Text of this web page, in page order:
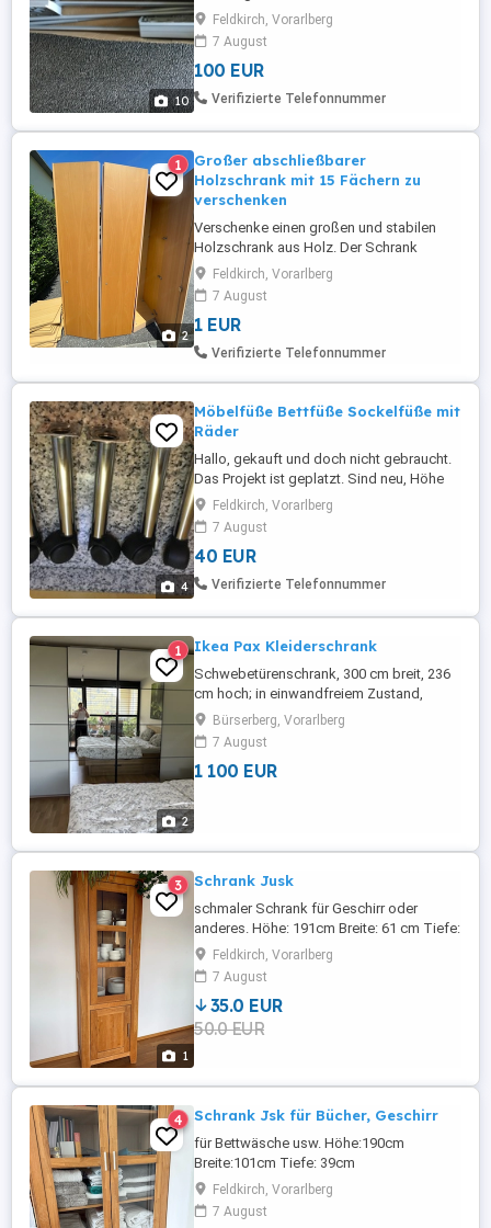
10
120 cm Länge. Wird doch anders
umgebaut, wie geplant. Der Lift passt in
jeder Kleiderschrank, die wie zuhause
haben. Danke und liebe Grüße
Feldkirch, Vorarlberg
7 August
100 EUR
Verifizierte Telefonnummer
2
1
Großer abschließbarer
Holzschrank mit 15 Fächern zu
verschenken
Verschenke einen großen und stabilen
Holzschrank aus Holz. Der Schrank
besteht aus 3 einzelnen
Schrankelementen, die miteinander
verschraubt werden können. Insgesamt
verfügt er über 15 Fächer mit
Einlegeböden und bietet viel Stauraum
oder Lager. Alle drei ...
Feldkirch, Vorarlberg
7 August
1 EUR
Verifizierte Telefonnummer
4
Möbelfüße Bettfüße Sockelfüße mit
Räder
Hallo, gekauft und doch nicht gebraucht.
Das Projekt ist geplatzt. Sind neu, Höhe
26 cm. Vielen Dank Liebe Grüße
Feldkirch, Vorarlberg
7 August
40 EUR
Verifizierte Telefonnummer
2
1 Ikea Pax Kleiderschrank
Schwebetürenschrank, 300 cm breit, 236
cm hoch; in einwandfreiem Zustand,
weniger als ein Jahr alt. Ausgestattet mit
11 Schubladen, einem ausziehbaren
Hosenhalter und 2 Kleiderstangen.
Bürserberg, Vorarlberg
7 August
1 100 EUR
1
3 Schrank Jusk
schmaler Schrank für Geschirr oder
anderes. Höhe: 191cm Breite: 61 cm Tiefe:
35 cmFeldkirch, Vorarlberg
7 August
35.0 EUR
50.0 EUR
4 Schrank Jsk für Bücher, Geschirr
für Bettwäsche usw. Höhe:190cm
Breite:101cm Tiefe: 39cm
Feldkirch, Vorarlberg
7 August